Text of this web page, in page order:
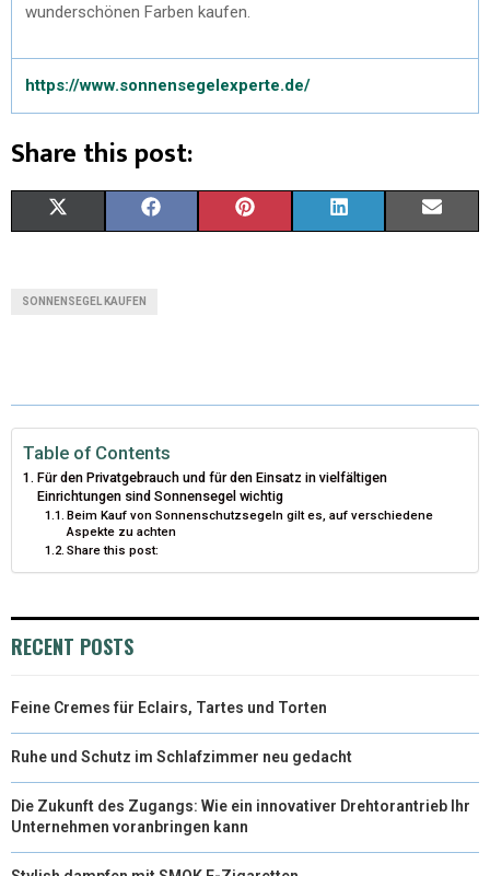
wunderschönen Farben kaufen.
https://www.sonnensegelexperte.de/
Share this post:
T
T
E
R
O
K
R
S
T
D
N
SONNENSEGEL KAUFEN
Table of Contents
Für den Privatgebrauch und für den Einsatz in vielfältigen
Einrichtungen sind Sonnensegel wichtig
Beim Kauf von Sonnenschutzsegeln gilt es, auf verschiedene
Aspekte zu achten
Share this post:
RECENT POSTS
Feine Cremes für Eclairs, Tartes und Torten
Ruhe und Schutz im Schlafzimmer neu gedacht
Die Zukunft des Zugangs: Wie ein innovativer Drehtorantrieb Ihr
Unternehmen voranbringen kann